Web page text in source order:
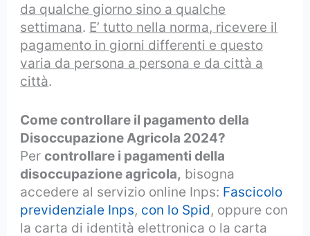
da qualche giorno sino a qualche
settimana. E’ tutto nella norma, ricevere il
pagamento in giorni differenti e questo
varia da persona a persona e da città a
città.
Come controllare il pagamento della
Disoccupazione Agricola 2024?
Percontrollare i pagamenti della
disoccupazione agricola, bisogna
accedere al servizio online Inps: Fascicolo
previdenziale Inps, con lo Spid, oppure con
la carta di identità elettronica o la carta